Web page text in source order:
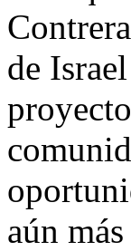
de
aún